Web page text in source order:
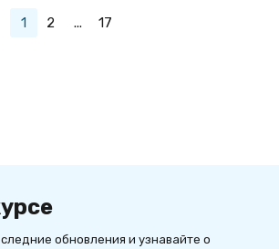
1 2 ... 17
обновления и узнавайте о